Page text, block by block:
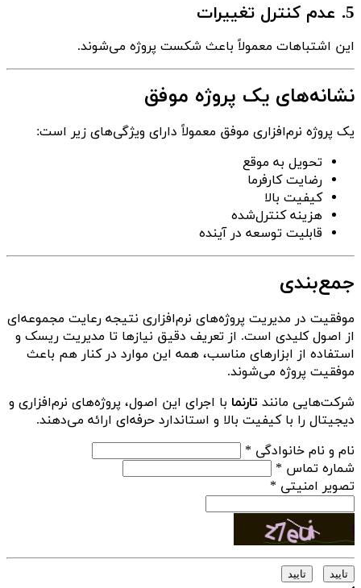
5. عدم کنترل تغییرات
این اشتباهات معمولاً باعث شکست پروژه می‌شوند.
نشانه‌های یک پروژه موفق
یک پروژه نرم‌افزاری موفق معمولاً دارای ویژگی‌های زیر است:
تحویل به موقع
رضایت کارفرما
کیفیت بالا
هزینه کنترل‌شده
قابلیت توسعه در آینده
جمع‌بندی
موفقیت در مدیریت پروژه‌های نرم‌افزاری نتیجه رعایت مجموعه‌ای
از اصول کلیدی است. از تعریف دقیق نیازها تا مدیریت ریسک و
استفاده از ابزارهای مناسب، همه این موارد در کنار هم باعث
موفقیت پروژه می‌شوند.
شرکت‌هایی مانند تارنما با اجرای این اصول، پروژه‌های نرم‌افزاری و
دیجیتال را با کیفیت بالا و استاندارد حرفه‌ای ارائه می‌دهند.
نام و نام خانوادگی *
شماره تماس *
تصویر امنیتی *
تایید تایید